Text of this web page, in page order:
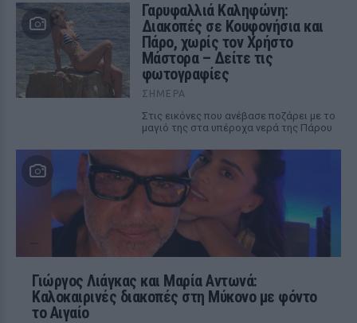
Γαρυφαλλιά Καληφώνη:
Διακοπές σε Κουφονήσια και
Πάρο, χωρίς τον Χρήστο
Μάστορα – Δείτε τις
φωτογραφίες
ΣΉΜΕΡΑ
Στις εικόνες που ανέβασε ποζάρει με το
μαγιό της στα υπέροχα νερά της Πάρου
Γιώργος Λιάγκας και Μαρία Αντωνά:
Καλοκαιρινές διακοπές στη Μύκονο με φόντο
το Αιγαίο